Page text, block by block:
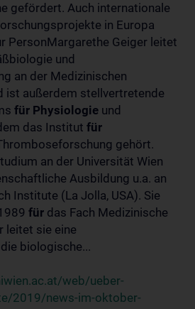
gefördert. Auch internationale
in Europa
PersonMargarethe Geiger leitet
und
an der Medizinischen
ist außerdem stellvertretende
für Physiologie und
das Institut für
gehört.
an der Universität Wien
Ausbildung u.a. an
Institute (La Jolla, USA). Sie
für das Fach Medizinische
leitet sie eine
biologische...
web/ueber-
2019/news-im-oktober-